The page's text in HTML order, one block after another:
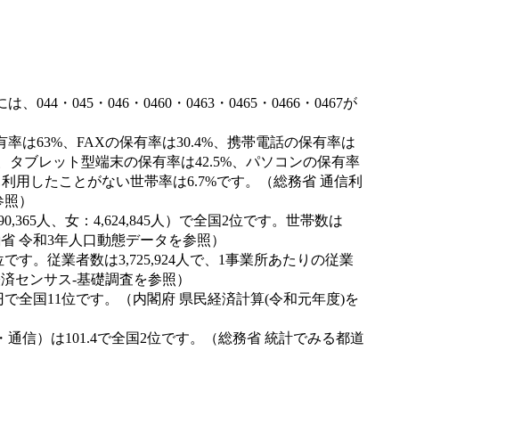
、044・045・046・0460・0463・0465・0466・0467が
は63%、FAXの保有率は30.4%、携帯電話の保有率は
タブレット型端末の保有率は42.5%、パソコンの保有率
用したことがない世帯率は6.7%です。（総務省 通信利
）
人、女：4,624,845人）で全国2位です。世帯数は
令和3年人口動態データを参照）
す。従業者数は3,725,924人で、1事業所あたりの従業
センサス‐基礎調査を参照）
全国11位です。（内閣府 県民経済計算(令和元年度)を
信）は101.4で全国2位です。（総務省 統計でみる都道